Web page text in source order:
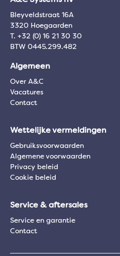
Bleyveldstraat 16A
3320 Hoegaarden
T. +32 (0) 16 21 30 30
BTW 0445.299.482
Algemeen
Over A&C
Vacatures
Contact
Wettelijke vermeldingen
Gebruiksvoorwaarden
Algemene voorwaarden
Privacy beleid
Cookie beleid
Service & aftersales
Service en garantie
Contact